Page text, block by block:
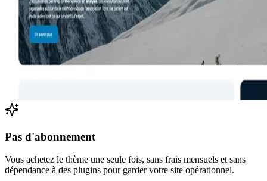
Pas d'abonnement
Vous achetez le thème une seule fois, sans frais mensuels et sans
dépendance à des plugins pour garder votre site opérationnel.